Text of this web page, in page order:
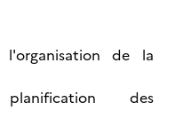
de la
des